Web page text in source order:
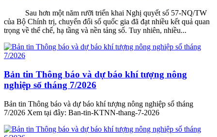
Sau hơn một năm rưỡi triển khai Nghị quyết số 57-NQ/TW
của Bộ Chính trị, chuyển đổi số quốc gia đã đạt nhiều kết quả quan
trọng về thể chế, hạ tầng và nền tảng số. Tuy nhiên, nhiều...
Bản tin Thông báo và dự báo khí tượng nông
nghiệp số tháng 7/2026
Bản tin Thông báo và dự báo khí tượng nông nghiệp số tháng
7/2026 Xem tại đây: Ban-tin-KTNN-thang-7-2026